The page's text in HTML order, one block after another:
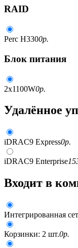
RAID
Perc H3300р.
Блок питания
2x1100W0р.
Удалённое
iDRAC9 Express0р.
iDRAC9 Enterprise
Входит в
Интегрированная
Корзинки: 2 шт.0р.